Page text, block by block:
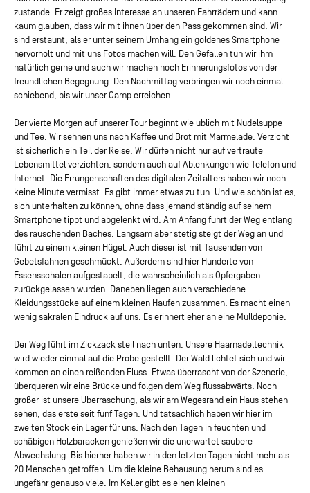
zustande. Er zeigt großes Interesse an unseren Fahrrädern und kann
kaum glauben, dass wir mit ihnen über den Pass gekommen sind. Wir
sind erstaunt, als er unter seinem Umhang ein goldenes Smartphone
hervorholt und mit uns Fotos machen will. Den Gefallen tun wir ihm
natürlich gerne und auch wir machen noch Erinnerungsfotos von der
freundlichen Begegnung. Den Nachmittag verbringen wir noch einmal
schiebend, bis wir unser Camp erreichen.
Der vierte Morgen auf unserer Tour beginnt wie üblich mit Nudelsuppe
und Tee. Wir sehnen uns nach Kaffee und Brot mit Marmelade. Verzicht
ist sicherlich ein Teil der Reise. Wir dürfen nicht nur auf vertraute
Lebensmittel verzichten, sondern auch auf Ablenkungen wie Telefon und
Internet. Die Errungenschaften des digitalen Zeitalters haben wir noch
keine Minute vermisst. Es gibt immer etwas zu tun. Und wie schön ist es,
sich unterhalten zu können, ohne dass jemand ständig auf seinem
Smartphone tippt und abgelenkt wird. Am Anfang führt der Weg entlang
des rauschenden Baches. Langsam aber stetig steigt der Weg an und
führt zu einem kleinen Hügel. Auch dieser ist mit Tausenden von
Gebetsfahnen geschmückt. Außerdem sind hier Hunderte von
Essensschalen aufgestapelt, die wahrscheinlich als Opfergaben
zurückgelassen wurden. Daneben liegen auch verschiedene
Kleidungsstücke auf einem kleinen Haufen zusammen. Es macht einen
wenig sakralen Eindruck auf uns. Es erinnert eher an eine Mülldeponie.
Der Weg führt im Zickzack steil nach unten. Unsere Haarnadeltechnik
wird wieder einmal auf die Probe gestellt. Der Wald lichtet sich und wir
kommen an einen reißenden Fluss. Etwas überrascht von der Szenerie,
überqueren wir eine Brücke und folgen dem Weg flussabwärts. Noch
größer ist unsere Überraschung, als wir am Wegesrand ein Haus stehen
sehen, das erste seit fünf Tagen. Und tatsächlich haben wir hier im
zweiten Stock ein Lager für uns. Nach den Tagen in feuchten und
schäbigen Holzbaracken genießen wir die unerwartet saubere
Abwechslung. Bis hierher haben wir in den letzten Tagen nicht mehr als
20 Menschen getroffen. Um die kleine Behausung herum sind es
ungefähr genauso viele. Im Keller gibt es einen kleinen